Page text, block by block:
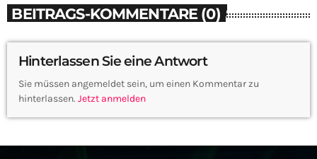
BEITRAGS-KOMMENTARE (0)
Hinterlassen Sie eine Antwort
Sie müssen angemeldet sein, um einen Kommentar zu
hinterlassen. Jetzt anmelden